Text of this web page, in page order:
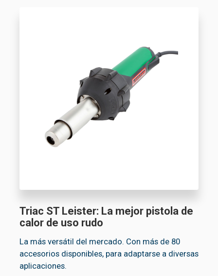
Triac ST Leister: La mejor pistola de
calor de uso rudo
La más versátil del mercado. Con más de 80
accesorios disponibles, para adaptarse a diversas
aplicaciones.